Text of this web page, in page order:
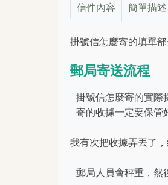
信件內容 簡單描
掛號信怎麼寄的填單
郵局寄送流程
掛號信怎麼寄的實際
寄的收據一定要保管
我有次把收據弄丟了
郵局人員會秤重，然